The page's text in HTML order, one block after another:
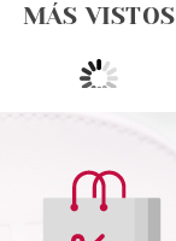
MÁS VISTOS